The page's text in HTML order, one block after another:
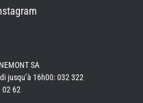
SA
jusqu’à 16h00: 032 322
02 62